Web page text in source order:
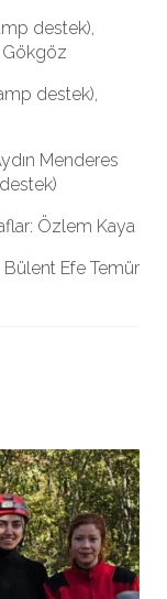
destek),
Gökgöz
destek),
Menderes
Özlem Kaya
Efe Temür